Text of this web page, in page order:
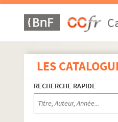
LES
RECHERCHE RAPIDE